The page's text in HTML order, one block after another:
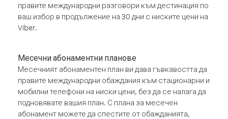
правите международни разговори към дестинация по
ваш избор в продължение на 30 дни с ниските цени на
Viber.
Месечни абонаментни планове
Месечният абонаментен план ви дава гъвкавостта да
правите международни обаждания към стационарни и
мобилни телефони на ниски цени, без да се налага да
подновявате вашия план. С плана за месечен
абонамент можете да спестите от обажданията,